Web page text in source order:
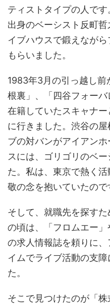
ティストタイプの人で
出身のベーシスト反町
イブハウスで鍛えなが
もらいました。
1983年3月の引っ越し
根裏」、「四谷フォー
在籍していたスキャナ
に行きました。渋谷の
ブの対バンがアイアン
スには、ゴリゴリのベ
た。私は、東京で熱く
敬の念を抱いていたので
そして、就職先を探す
の頃は、「フロムエー
の求人情報誌を頼りに
イムでライブ活動の支
た。
そこで見つけたのが「